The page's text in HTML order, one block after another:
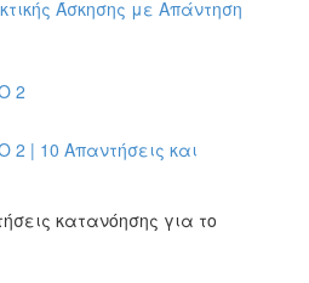
Άσκησης με Απάντηση
2
2 | 10 Απαντήσεις και
κατανόησης για το